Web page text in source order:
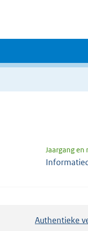
Jaargang en
Authentieke